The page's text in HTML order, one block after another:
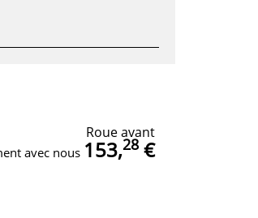
Roue avant
avec nous 153,28€